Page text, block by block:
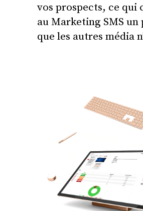
vos prospects, ce qui
au Marketing SMS
que les autres média